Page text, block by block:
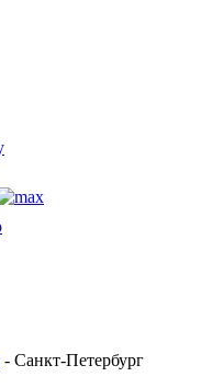
- Санкт-Петербург